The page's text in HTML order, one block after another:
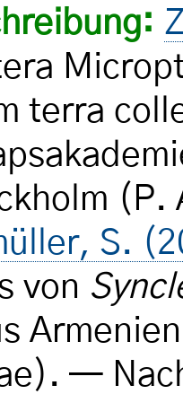
terra
(P.
S.
von
—